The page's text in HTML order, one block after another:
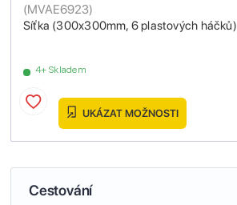
Síťka (300x300mm, 6 plastových háčků)
(MVAE6923)
4+ Skladem
UKÁZAT MOŽNOSTI
Cestování